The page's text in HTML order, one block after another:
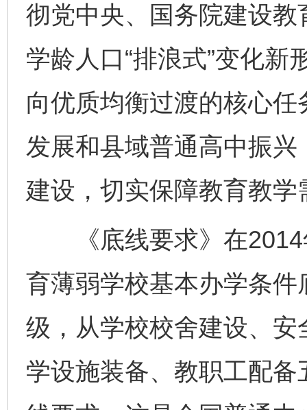
彻党中央、国务院建设
学龄人口“排浪式”变化
向优质均衡过渡的核心
发展和县域普通高中振
建设，切实保障教育教
《底线要求》在2014
育薄弱学校基本办学条
级，从学校校舍建设、
学设施装备、教职工配